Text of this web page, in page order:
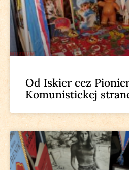
Od Iskier cez
Komunistickej